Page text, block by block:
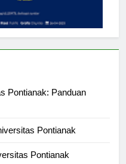
Pontianak: Panduan